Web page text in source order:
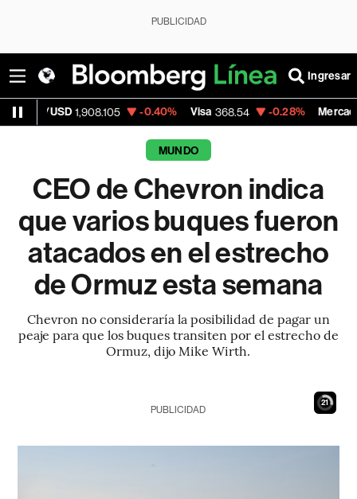
PUBLICIDAD
Ingresar
1,908.105 -0.40% Visa 368.54 -0.28% MercadoLibre
MUNDO
CEO de Chevron indica
que varios buques fueron
atacados en el estrecho
de Ormuz esta semana
Chevron no consideraría la posibilidad de pagar un
peaje para que los buques transiten por el estrecho de
Ormuz, dijo Mike Wirth.
20
PUBLICIDAD